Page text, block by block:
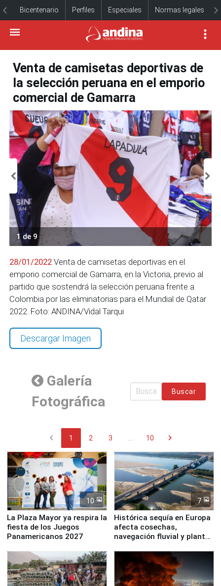
Bicentenario Perfiles Especiales Normas legales
Venta de camisetas deportivas de
la selección peruana en el emporio
comercial de Gamarra
1 de 9
28/01/2022 Venta de camisetas deportivas en el
emporio comercial de Gamarra, en la Victoria, previo al
partido que sostendrá la selección peruana frente a
Colombia por las eliminatorias para el Mundial de Qatar
2022. Foto: ANDINA/Vidal Tarqui
Descargar Imagen
Galería
Fotográfica
Buscar
chevron_left 1 2 3 10 chevron_right
10
La Plaza Mayor ya respira la
fiesta de los Juegos
Panamericanos 2027
7
Histórica sequía en Europa
afecta cosechas,
navegación fluvial y plantas